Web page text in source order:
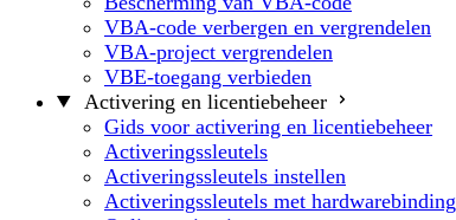
VBA-code verbergen en vergrendelen
VBA-project vergrendelen
VBE-toegang verbieden
Activering en licentiebeheer
Gids voor activering en licentiebeheer
Activeringssleutels
Activeringssleutels instellen
Activeringssleutels met hardwarebinding